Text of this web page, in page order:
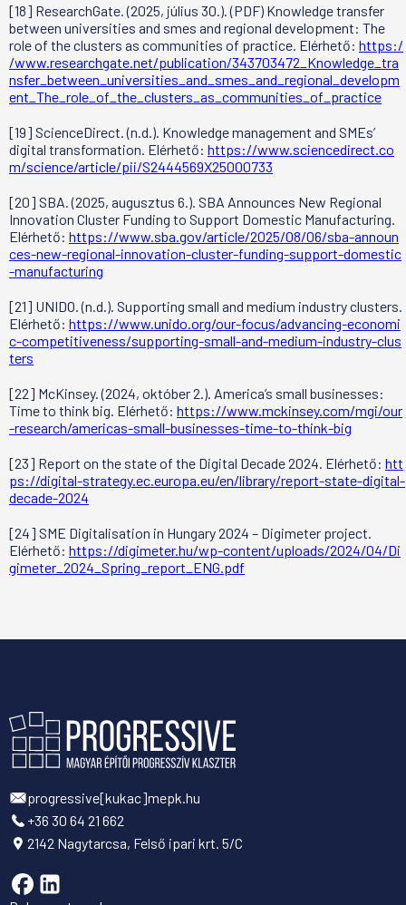
[18] ResearchGate. (2025, július 30.). (PDF) Knowledge transfer
between universities and smes and regional development: The
role of the clusters as communities of practice. Elérhető: https:/
/www.researchgate.net/publication/343703472_Knowledge_tra
nsfer_between_universities_and_smes_and_regional_developm
ent_The_role_of_the_clusters_as_communities_of_practice
[19] ScienceDirect. (n.d.). Knowledge management and SMEs’
digital transformation. Elérhető: https://www.sciencedirect.co
m/science/article/pii/S2444569X25000733
[20] SBA. (2025, augusztus 6.). SBA Announces New Regional
Innovation Cluster Funding to Support Domestic Manufacturing.
Elérhető: https://www.sba.gov/article/2025/08/06/sba-announ
ces-new-regional-innovation-cluster-funding-support-domestic
-manufacturing
[21] UNIDO. (n.d.). Supporting small and medium industry clusters.
Elérhető: https://www.unido.org/our-focus/advancing-economi
c-competitiveness/supporting-small-and-medium-industry-clus
ters
[22] McKinsey. (2024, október 2.). America’s small businesses:
Time to think big. Elérhető: https://www.mckinsey.com/mgi/our
-research/americas-small-businesses-time-to-think-big
[23] Report on the state of the Digital Decade 2024. Elérhető: htt
ps://digital-strategy.ec.europa.eu/en/library/report-state-digital-
decade-2024
[24] SME Digitalisation in Hungary 2024 – Digimeter project.
Elérhető: https://digimeter.hu/wp-content/uploads/2024/04/Di
gimeter_2024_Spring_report_ENG.pdf
progressive[kukac]mepk.hu
+36 30 64 21 662
2142 Nagytarcsa, Felső ipari krt. 5/C